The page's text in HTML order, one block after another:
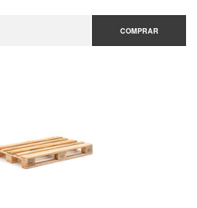
COMPRAR